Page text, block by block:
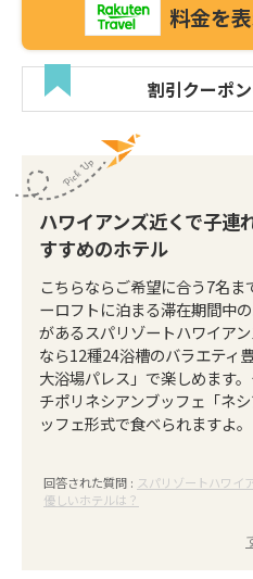
料金を
割引クーポ
ハワイアンズ近くで子連
すすめのホテル
こちらならご希望に合う7名
ーロフトに泊まる滞在期間中
があるスパリゾートハワイア
なら12種24浴槽のバラエティ
大浴場パレス」で楽しめます
チポリネシアンブッフェ「ネ
ッフェ形式で食べられますよ。
回答された質問 : スパリゾートハワイ
優しいホテルは？